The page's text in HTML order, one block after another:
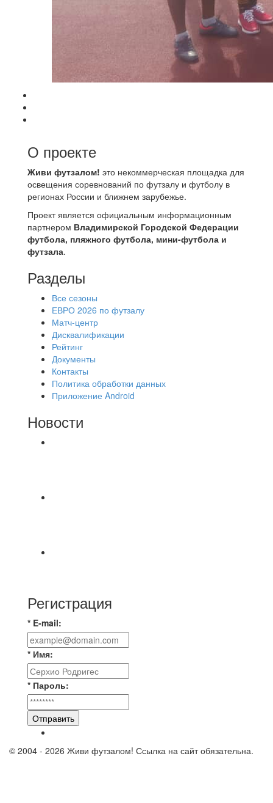
О проекте
Живи футзалом! это некоммерческая площадка для
освещения соревнований по футзалу и футболу в
регионах России и ближнем зарубежье.
Проект является официальным информационным
партнером Владимирской Городской Федерации
футбола, пляжного футбола, мини-футбола и
футзала.
Разделы
Все сезоны
ЕВРО 2026 по футзалу
Матч-центр
Дисквалификации
Рейтинг
Документы
Контакты
Политика обработки данных
Приложение Android
Новости
Регистрация
* E-mail:
* Имя:
* Пароль:
Отправить
© 2004 - 2026 Живи футзалом! Ссылка на сайт обязательна.